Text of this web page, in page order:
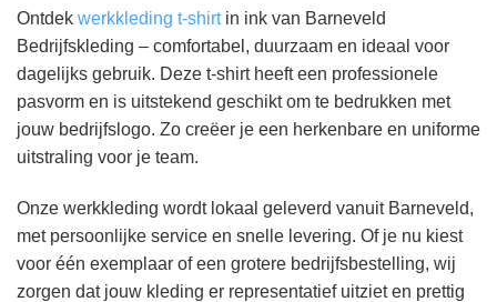
Ontdek werkkleding t-shirtin ink van Barneveld
Bedrijfskleding – comfortabel, duurzaam en ideaal voor
dagelijks gebruik. Deze t-shirt heeft een professionele
pasvorm en is uitstekend geschikt om te bedrukken met
jouw bedrijfslogo. Zo creëer je een herkenbare en uniforme
uitstraling voor je team.
Onze werkkleding wordt lokaal geleverd vanuit Barneveld,
met persoonlijke service en snelle levering. Of je nu kiest
voor één exemplaar of een grotere bedrijfsbestelling, wij
zorgen dat jouw kleding er representatief uitziet en prettig